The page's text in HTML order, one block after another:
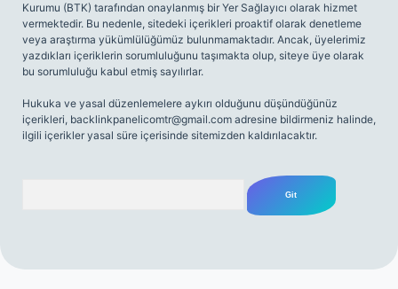
Kurumu (BTK) tarafından onaylanmış bir Yer Sağlayıcı olarak hizmet
vermektedir. Bu nedenle, sitedeki içerikleri proaktif olarak denetleme
veya araştırma yükümlülüğümüz bulunmamaktadır. Ancak, üyelerimiz
yazdıkları içeriklerin sorumluluğunu taşımakta olup, siteye üye olarak
bu sorumluluğu kabul etmiş sayılırlar.
Hukuka ve yasal düzenlemelere aykırı olduğunu düşündüğünüz
içerikleri, backlinkpanelicomtr@gmail.com adresine bildirmeniz halinde,
ilgili içerikler yasal süre içerisinde sitemizden kaldırılacaktır.